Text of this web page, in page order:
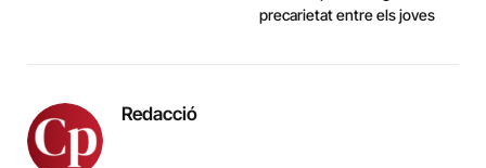
precarietat entre els joves
Redacció